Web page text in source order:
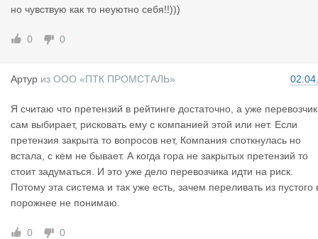
но чувствую как то неуютно себя!!)))
0 0
Артур из ООО «ПТК ПРОМСТАЛЬ»
Я считаю что претензий в рейтинге достаточно, а уже перевозчик
сам выбирает, рисковать ему с компанией этой или нет. Если
претензия закрыта то вопросов нет, Компания споткнулась но
встала, с кем не бывает. А когда гора не закрытых претензий то
стоит задуматься. И это уже дело перевозчика идти на риск.
Потому эта система и так уже есть, зачем переливать из пустого
порожнее не понимаю.
0 0